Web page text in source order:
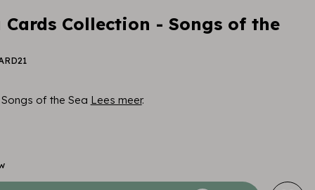
Collection - Songs of the
of the Sea Lees meer.